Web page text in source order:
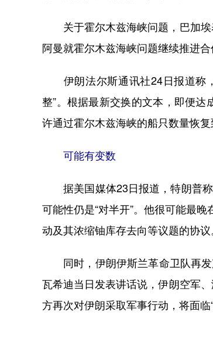
关于霍尔木兹海峡问题，巴加埃
阿曼就霍尔木兹海峡问题继续推进合
伊朗法尔斯通讯社24日报道称，
整”。根据最新交换的文本，即便达
许通过霍尔木兹海峡的船只数量恢复
可能有变数
据美国媒体23日报道，特朗普称
可能性仍是“对半开”。他很可能最
动及其浓缩铀库存去向等议题的协议
同时，伊朗伊斯兰革命卫队再发
瓦希迪当日发表讲话说，伊朗空军
方再次对伊朗采取军事行动，将面临